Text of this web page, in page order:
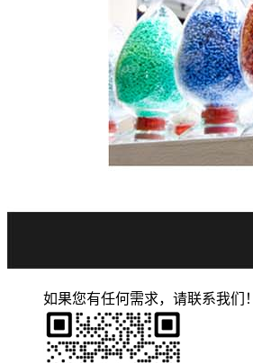
如果您有任何需求，请联系我们！